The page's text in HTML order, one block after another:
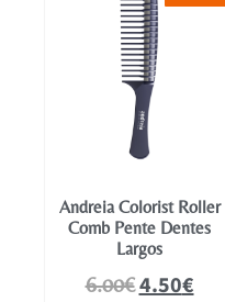
Andreia Colorist Roller
Comb Pente Dentes
Largos
6.00€4.50€